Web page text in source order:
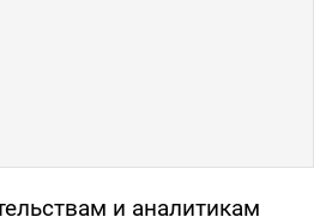
и аналитикам